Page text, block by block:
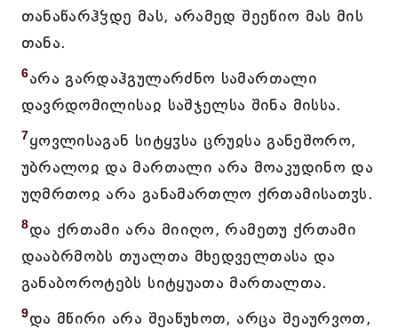
თანაწარჰჴდე მას, არამედ შეეწიო მას მის
თანა.
6არა გარდაჰგულარძნო სამართალი
დავრდომილისაჲ საშჯელსა შინა მისსა.
7ყოვლისაგან სიტყჳსა ცრუჲსა განეშორო,
უბრალოჲ და მართალი არა მოაკუდინო და
უღმრთოჲ არა განამართლო ქრთამისათჳს.
8და ქრთამი არა მიიღო, რამეთუ ქრთამი
დააბრმობს თუალთა მხედველთასა და
განაბოროტებს სიტყუათა მართალთა.
9და მწირი არა შეაწუხოთ, არცა შეაურვოთ,